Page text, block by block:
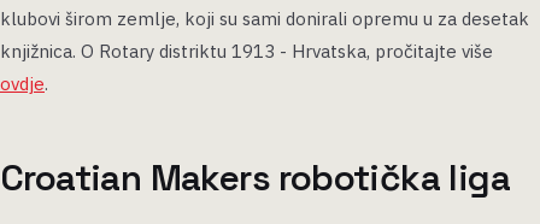
klubovi širom zemlje, koji su sami donirali opremu u za desetak
knjižnica. O Rotary distriktu 1913 - Hrvatska, pročitajte više
ovdje.
Croatian Makers robotička liga